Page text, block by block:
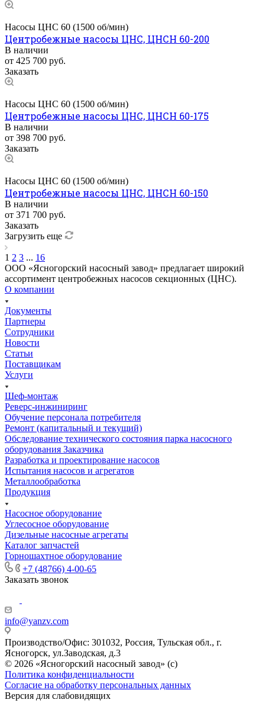
Насосы ЦНС 60 (1500 об/мин)
Центробежные насосы ЦНС, ЦНСН 60-200
В наличии
от 425 700 руб.
Заказать
Насосы ЦНС 60 (1500 об/мин)
Центробежные насосы ЦНС, ЦНСН 60-175
В наличии
от 398 700 руб.
Заказать
Насосы ЦНС 60 (1500 об/мин)
Центробежные насосы ЦНС, ЦНСН 60-150
В наличии
от 371 700 руб.
Заказать
Загрузить еще
1 2 3 ... 16
ООО «Ясногорский насосный завод» предлагает широкий
ассортимент центробежных насосов секционных (ЦНС).
О компании
Документы
Партнеры
Сотрудники
Новости
Статьи
Поставщикам
Услуги
Шеф-монтаж
Реверс-инжиниринг
Обучение персонала потребителя
Ремонт (капитальный и текущий)
Обследование технического состояния парка насосного
оборудования Заказчика
Разработка и проектирование насосов
Испытания насосов и агрегатов
Металлообработка
Продукция
Насосное оборудование
Углесосное оборудование
Дизельные насосные агрегаты
Каталог запчастей
Горношахтное оборудование
+7 (48766) 4-00-65
Заказать звонок
info@yanzv.com
Производство/Офис: 301032, Россия, Тульская обл., г.
Ясногорск, ул.Заводская, д.3
© 2026 «Ясногорский насосный завод» (с)
Политика конфиденциальности
Согласие на обработку персональных данных
Версия для слабовидящих